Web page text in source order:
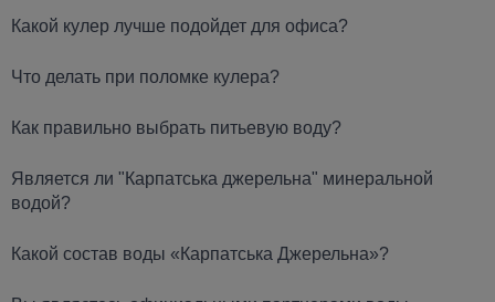
Какой кулер лучше подойдет для офиса?
Что делать при поломке кулера?
Как правильно выбрать питьевую воду?
Является ли "Карпатська джерельна" минеральной
водой?
Какой состав воды «Карпатська Джерельна»?